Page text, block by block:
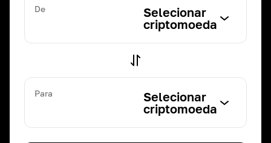
De
Selecionar
criptomoeda
Para
Selecionar
criptomoeda